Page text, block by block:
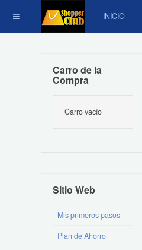
INICIO
Carro de la
Compra
Carro vacío
Sitio Web
Mis primeros pasos
Plan de Ahorro